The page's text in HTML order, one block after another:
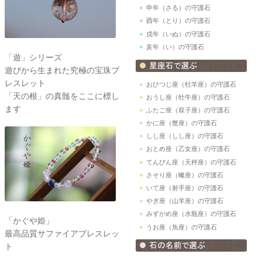
「遊」シリーズ
遊びから生まれた究極の宝珠ブ
レスレット
「天の根」の真髄をここに標し
ます
「かぐや姫」
最高品質サファイアブレスレッ
ト
申年（さる）の守護石
酉年（とり）の守護石
戌年（いぬ）の守護石
亥年（い）の守護石
おひつじ座（牡羊座）の守護石
おうし座（牡牛座）の守護石
ふたご座（双子座）の守護石
かに座（蟹座）の守護石
しし座（しし座）の守護石
おとめ座（乙女座）の守護石
てんびん座（天秤座）の守護石
さそり座（蠍座）の守護石
いて座（射手座）の守護石
やぎ座（山羊座）の守護石
みずがめ座（水瓶座）の守護石
うお座（魚座）の守護石